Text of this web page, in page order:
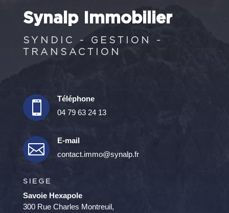
Synalp Immobilier
SYNDIC - GESTION -
TRANSACTION

Téléphone
04 79 63 24 13

E-mail
contact.immo@synalp.fr
SIEGE
Savoie Hexapole
300 Rue Charles Montreuil,